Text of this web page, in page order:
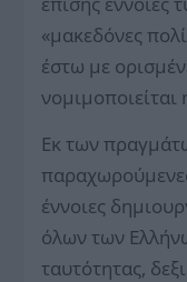
«μακεδόνες
έστω με
Εκ των
έννοιες
όλων των
ταυτότητας,